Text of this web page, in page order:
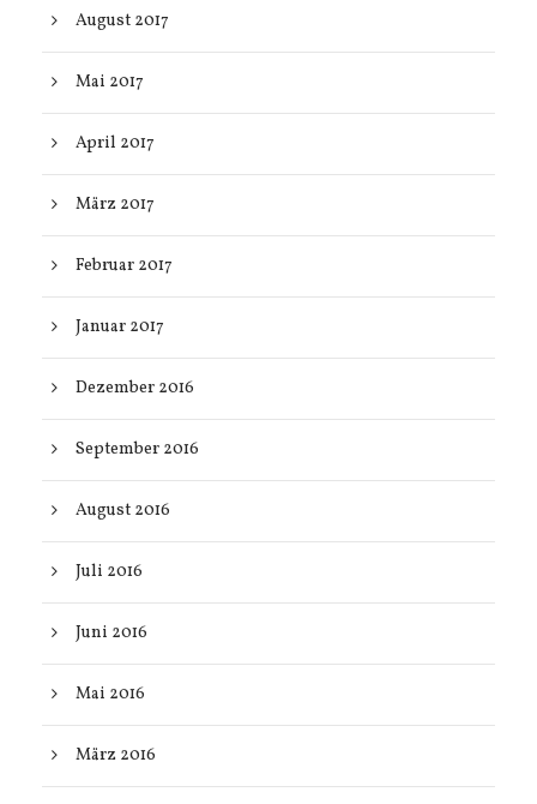
August 2017
Mai 2017
April 2017
März 2017
Februar 2017
Januar 2017
Dezember 2016
September 2016
August 2016
Juli 2016
Juni 2016
Mai 2016
März 2016